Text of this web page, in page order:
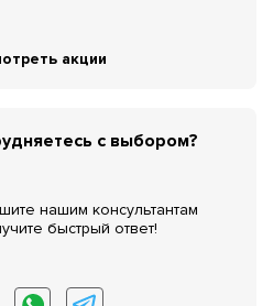
акции
с выбором?
нашим консультантам
быстрый ответ!